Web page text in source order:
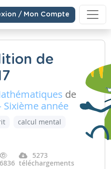
/ Mon Compte
de
de
Sixième année
calcul mental
6836
5273
téléchargements